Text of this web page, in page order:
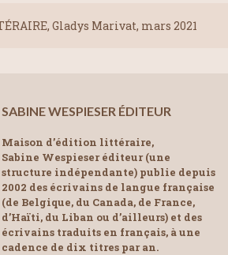
Gladys Marivat, mars 2021
SABINE WESPIESER ÉDITEUR
Maison d’édition littéraire,
Sabine Wespieser éditeur (une
structure indépendante) publie depuis
2002 des écrivains de langue française
(de Belgique, du Canada, de France,
d’Haïti, du Liban ou d’ailleurs) et des
écrivains traduits en français, à une
cadence de dix titres par an.